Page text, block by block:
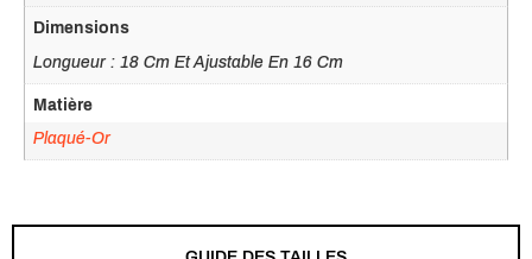
Dimensions
Longueur : 18 Cm Et Ajustable En 16 Cm
Matière
Plaqué-Or